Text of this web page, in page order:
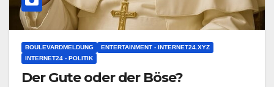
BOULEVARDMELDUNG
ENTERTAINMENT - INTERNET24.XYZ
INTERNET24 - POLITIK
Der Gute oder der Böse?